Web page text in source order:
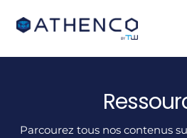
Parcourez tous nos contenus